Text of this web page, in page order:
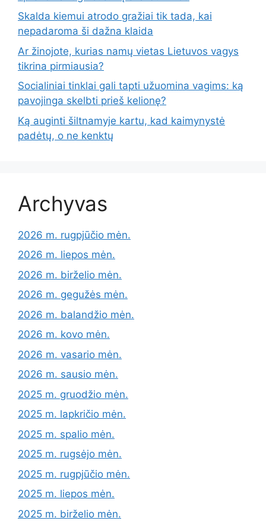
Skalda kiemui atrodo gražiai tik tada, kai
nepadaroma ši dažna klaida
Ar žinojote, kurias namų vietas Lietuvos vagys
tikrina pirmiausia?
Socialiniai tinklai gali tapti užuomina vagims: ką
pavojinga skelbti prieš kelionę?
Ką auginti šiltnamyje kartu, kad kaimynystė
padėtų, o ne kenktų
Archyvas
2026 m. rugpjūčio mėn.
2026 m. liepos mėn.
2026 m. birželio mėn.
2026 m. gegužės mėn.
2026 m. balandžio mėn.
2026 m. kovo mėn.
2026 m. vasario mėn.
2026 m. sausio mėn.
2025 m. gruodžio mėn.
2025 m. lapkričio mėn.
2025 m. spalio mėn.
2025 m. rugsėjo mėn.
2025 m. rugpjūčio mėn.
2025 m. liepos mėn.
2025 m. birželio mėn.